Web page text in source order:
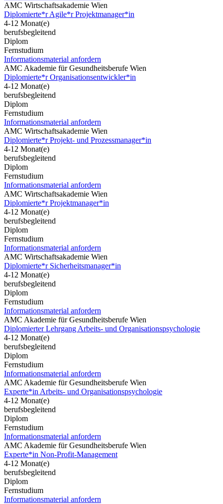
AMC Wirtschaftsakademie Wien
Diplomierte*r Agile*r Projektmanager*in
4-12 Monat(e)
berufsbegleitend
Diplom
Fernstudium
Informationsmaterial anfordern
AMC Akademie für Gesundheitsberufe Wien
Diplomierte*r Organisationsentwickler*in
4-12 Monat(e)
berufsbegleitend
Diplom
Fernstudium
Informationsmaterial anfordern
AMC Wirtschaftsakademie Wien
Diplomierte*r Projekt- und Prozessmanager*in
4-12 Monat(e)
berufsbegleitend
Diplom
Fernstudium
Informationsmaterial anfordern
AMC Wirtschaftsakademie Wien
Diplomierte*r Projektmanager*in
4-12 Monat(e)
berufsbegleitend
Diplom
Fernstudium
Informationsmaterial anfordern
AMC Wirtschaftsakademie Wien
Diplomierte*r Sicherheitsmanager*in
4-12 Monat(e)
berufsbegleitend
Diplom
Fernstudium
Informationsmaterial anfordern
AMC Akademie für Gesundheitsberufe Wien
Diplomierter Lehrgang Arbeits- und Organisationspsychologie
4-12 Monat(e)
berufsbegleitend
Diplom
Fernstudium
Informationsmaterial anfordern
AMC Akademie für Gesundheitsberufe Wien
Experte*in Arbeits- und Organisationspsychologie
4-12 Monat(e)
berufsbegleitend
Diplom
Fernstudium
Informationsmaterial anfordern
AMC Akademie für Gesundheitsberufe Wien
Experte*in Non-Profit-Management
4-12 Monat(e)
berufsbegleitend
Diplom
Fernstudium
Informationsmaterial anfordern